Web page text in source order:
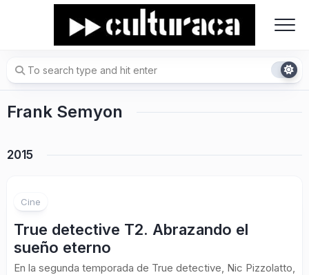
Frank Semyon
2015
Cine
True detective T2. Abrazando el
sueño eterno
En la segunda temporada de True detective, Nic Pizzolatto,